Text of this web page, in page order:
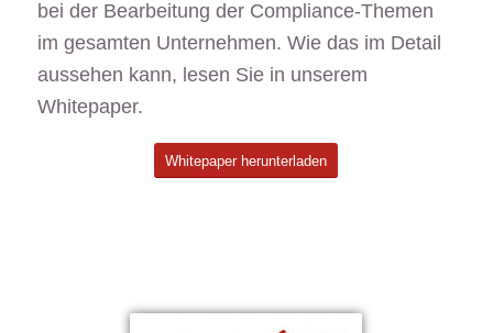
bei der Bearbeitung der Compliance-Themen
im gesamten Unternehmen. Wie das im Detail
aussehen kann, lesen Sie in unserem
Whitepaper.
Whitepaper herunterladen